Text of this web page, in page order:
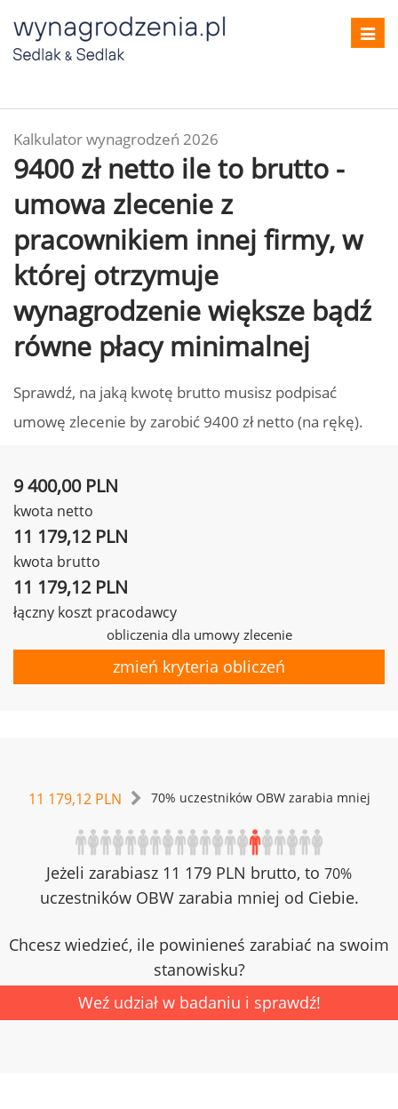
Kalkulator wynagrodzeń 2026
9400 zł netto ile to brutto -
umowa zlecenie z
pracownikiem innej firmy, w
której otrzymuje
wynagrodzenie większe bądź
równe płacy minimalnej
Sprawdź, na jaką kwotę brutto musisz podpisać
umowę zlecenie by zarobić 9400 zł netto (na rękę).
9 400,00 PLN
kwota netto
11 179,12 PLN
kwota brutto
11 179,12 PLN
łączny koszt pracodawcy
obliczenia dla umowy zlecenie
zmień kryteria obliczeń
11 179,12 PLN 70% uczestników OBW zarabia mniej
Jeżeli zarabiasz 11 179 PLN brutto, to 70%
uczestników OBW zarabia mniej od Ciebie.
Chcesz wiedzieć, ile powinieneś zarabiać na swoim
stanowisku?
Weź udział w badaniu i sprawdź!